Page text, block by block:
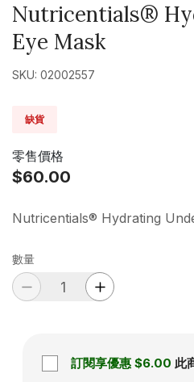
Nutricentials®
Eye Mask
SKU: 02002557
缺貨
零售價格
$60.00
Nutricentials® Hydrating
數量
訂閱享優惠 $6.00 此